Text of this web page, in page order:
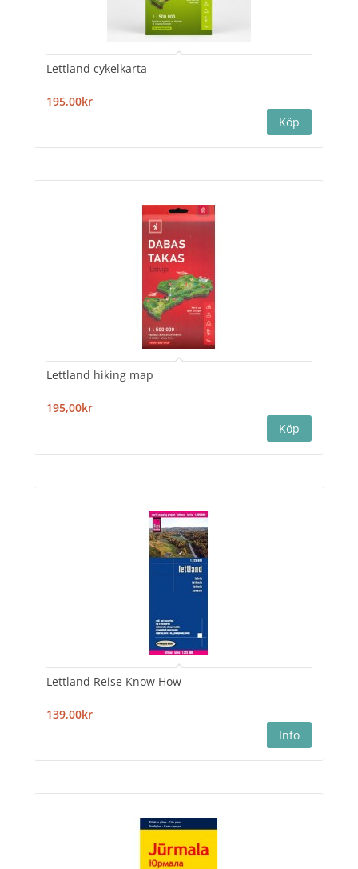
Lettland cykelkarta
195,00kr
Lettland hiking map
195,00kr
Lettland Reise Know How
139,00kr